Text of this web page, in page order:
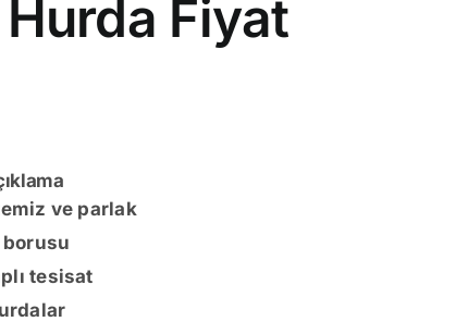
Hurda Fiyat
ve parlak
tesisat